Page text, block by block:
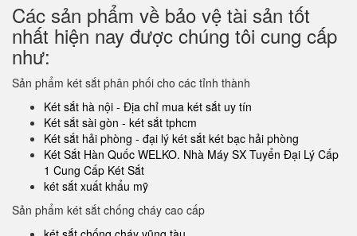
Các sản phẩm về bảo vệ tài sản tốt
nhất hiện nay được chúng tôi cung cấp
như:
Sản phẩm két sắt phân phối cho các tỉnh thành
Két sắt hà nội - Địa chỉ mua két sắt uy tín
Két sắt sài gòn - két sắt tphcm
Két sắt hải phòng - đại lý két sắt két bạc hải phòng
Két Sắt Hàn Quốc WELKO. Nhà Máy SX Tuyển Đại Lý Cấp
1 Cung Cấp Két Sắt
két sắt xuất khẩu mỹ
Sản phẩm két sắt chống cháy cao cấp